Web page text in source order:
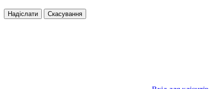
Надіслати Скасування